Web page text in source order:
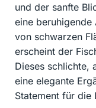
und der sanfte
eine
von schwarzen
erscheint der
Dieses schlichte,
eine elegante
Statement für die